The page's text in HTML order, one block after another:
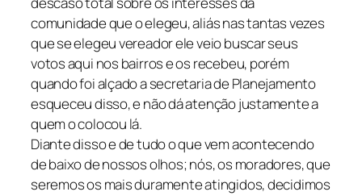
comunidade que o elegeu, aliás nas tantas vezes
que se elegeu vereador ele veio buscar seus
votos aqui nos bairros e os recebeu, porém
quando foi alçado a secretaria de Planejamento
esqueceu disso, e não dá atenção justamente a
quem o colocou lá.
Diante disso e de tudo o que vem acontecendo
de baixo de nossos olhos; nós, os moradores, que
seremos os mais duramente atingidos, decidimos